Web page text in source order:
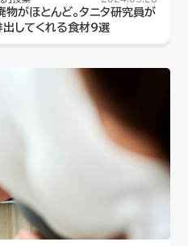
がほとんど。タニタ研究員が
出してくれる食材9選